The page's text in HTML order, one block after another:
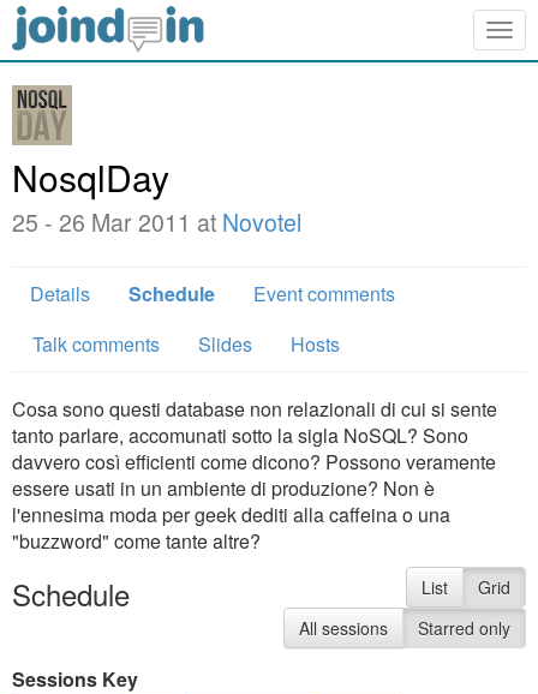
NosqlDay
25 - 26 Mar 2011 at Novotel
Details Schedule
Event comments
Talk comments
Slides Hosts
Cosa sono questi database non relazionali di cui si sente
tanto parlare, accomunati sotto la sigla NoSQL? Sono
davvero così efficienti come dicono? Possono veramente
essere usati in un ambiente di produzione? Non è
l'ennesima moda per geek dediti alla caffeina o una
"buzzword" come tante altre?
Schedule List
Grid
All sessions
Starred only
Sessions Key